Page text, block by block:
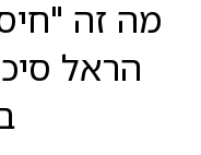
מה זה
הראל